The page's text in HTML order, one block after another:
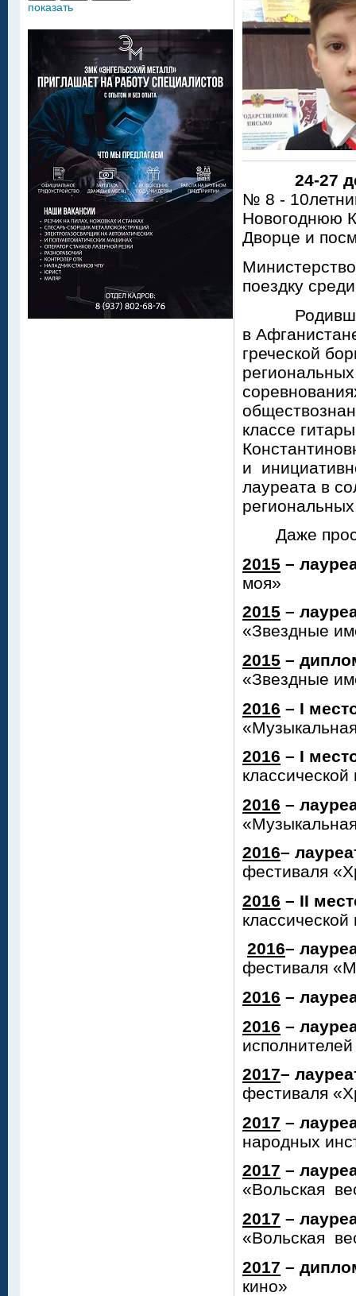
24-27
№ 8 -
Новогоднюю
Дворце и
поездку
Родившись
в
греческой
классе
и
лауреата в
Даже
2015 –
моя»
2015 –
«Звездные
2015 –
«Звездные
2016 – I
2016 – I
2016 –
2016–
фестиваля
2016 – II
классической
2016–
фестиваля
2016 –
2016 –
2017–
фестиваля
2017 –
народных
2017 –
«Вольская
2017 –
«Вольская
2017 –
кино»
показать